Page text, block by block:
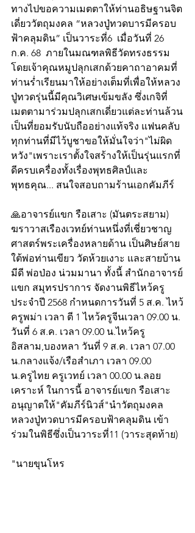
ทางไปขอความเมตตาให้ท่านอธิษฐานจิต
เดี่ยววัตถุมงคล “หลวงปู่ทวดบารมีครอบ
ฟ้าคลุมดิน” เป็นวาระที่6  เมื่อวันที่ 26
ก.ค. 68  ภายในมณฑลพิธีวัดทรงธรรม
โดยเจ้าคุณหมูปลุกเสกด้วยคาถาอาคมที่
ท่านร่ำเรียนมาให้อย่างเต็มที่เพื่อให้หลวง
ปู่ทวดรุ่นนี้มีคุณวิเศษเข้มขลัง ซึ่งเกจิที่
เมตตามาร่วมปลุกเสกเดี่ยวแต่ละท่านล้วน
เป็นที่ยอมรับนับถืออย่างแท้จริง แฟนคลับ
ทุกท่านที่มีไว้บูชาขอให้มั่นใจว่า"ไม่ผิด
หวัง"เพราะเราตั้งใจสร้างให้เป็นรุ่นแรกที่
ดีครบเครื่องทั้งเรื่องพุทธศิลป์และ
พุทธคุณ... สนใจสอบถามร้านเอกคัมภีร์
🙏อาจารย์แขก รือเสาะ (มันตระสยาม)
ฆราวาสเรืองเวทย์ท่านหนึ่งที่เชี่ยวชาญ
ศาสตร์พระเครื่องหลายด้าน เป็นศิษย์สาย
ใต้พ่อท่านเขียว วัดห้วยเงาะ และสายบ้าน
มีดี พ่อป่อง น่วมมานา ทั้งนี้ สำนักอาจารย์
แขก สมุทรปราการ จัดงานพิธีไหว้ครู
ประจำปี 2568 กำหนดการวันที่ 5 ส.ค. ไหว้
ครูพม่า เวลา ตี 1 ไหว้ครูจีนเวลา 09.00 น.
วันที่ 6 ส.ค. เวลา 09.00 น.ไหว้ครู
อิสลาม,บองหลา วันที่ 9 ส.ค. เวลา 07.00
น.กลางแจ้ง/เรือสำเภา เวลา 09.00
น.ครูไทย ครูเวทย์ เวลา 00.00 น.ลอย
เคราะห์ ในการนี้ อาจารย์แขก รือเสาะ
อนุญาตให้"คัมภีร์นิวส์"นำวัตถุมงคล
หลวงปู่ทวดบารมีครอบฟ้าคลุมดิน เข้า
ร่วมในพิธีซึ่งเป็นวาระที่11 (วาระสุดท้าย)
"นายขุนโหร